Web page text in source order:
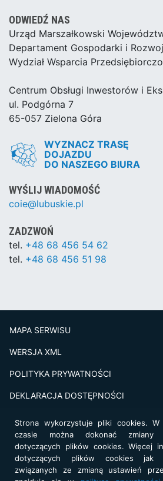
ODWIEDŹ NAS
Urząd Marszałkowski
Departament Gospodarki i
Wydział Wsparcia
Centrum Obsługi Inwestorów i
ul. Podgórna 7
65-057 Zielona Góra
WYZNACZ TRASĘ
DOJAZDU
DO NASZEGO BIURA
WYŚLIJ WIADOMOŚĆ
coie@lubuskie.pl
ZADZWOŃ
tel. +48 68 456 54 62
tel. +48 68 456 51 98
MAPA SERWISU
WERSJA XML
POLITYKA PRYWATNOŚCI
DEKLARACJA DOSTĘPNOŚCI
BADANIE SATSFAKCJI KLIENTA
Projekt i realizacja: netkoncept.com
Strona wykorzystuje pliki cookies. W
czasie można dokonać zmiany
dotyczących plików cookies. Więcej
dotyczących plików cookies
związanych ze zmianą ustawień